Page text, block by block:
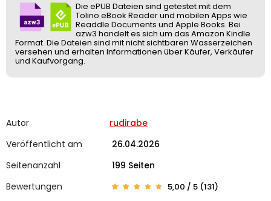
Autor
rudirabe
Veröffentlicht am
26.04.2026
Seitenanzahl
199 Seiten
Bewertungen
5,00 / 5 (131)
Die ePUB Dateien sind getestet mit dem
Tolino eBook Reader und mobilen Apps wie
Readdle Documents und Apple Books. Bei
azw3 handelt es sich um das Amazon Kindle
Format. Die Dateien sind mit nicht sichtbaren Wasserzeichen
versehen und erhalten Informationen über Käufer, Verkäufer
und Kaufvorgang.